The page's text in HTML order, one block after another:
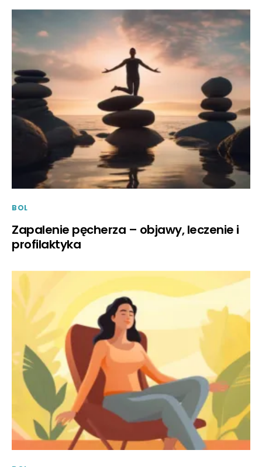
BOL
Zapalenie pęcherza – objawy, leczenie i
profilaktyka